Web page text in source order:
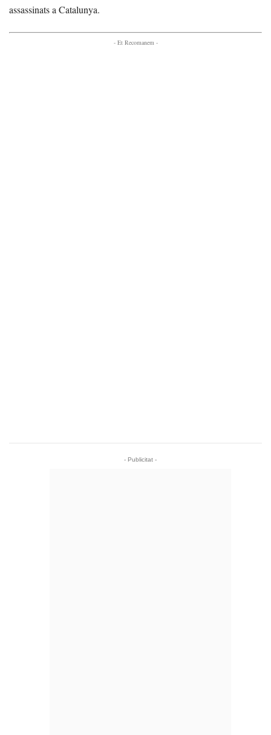
assassinats a Catalunya.
- Et Recomanem -
- Publicitat -